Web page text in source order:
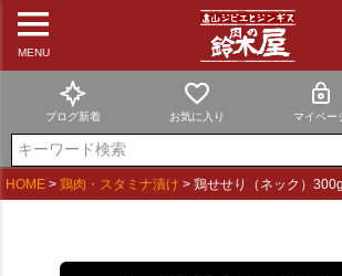
MENU
ブログ新着 お気に入り マイペー
HOME 鶏肉・スタミナ漬け 鶏せせり（ネック）300g